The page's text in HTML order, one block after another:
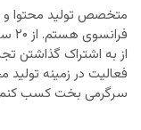
متخصص تولید محتوا و
از به اشتراک گذاشتن
فعالیت در زمینه تولید
سرگرمی بخت کسب